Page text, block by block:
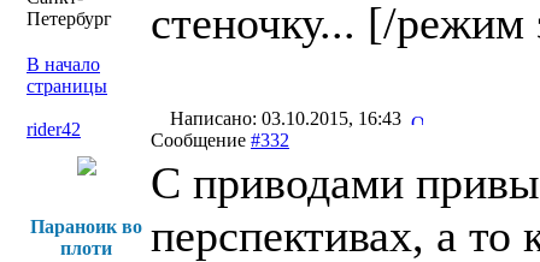
Петербург
стеночку... [/режим
В начало
страницы
rider42
Написано: 03.10.2015, 16:43
Сообщение #332
Параноик во
плоти
С приводами
перспективах, а то